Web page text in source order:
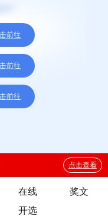
在线
奖文
开选